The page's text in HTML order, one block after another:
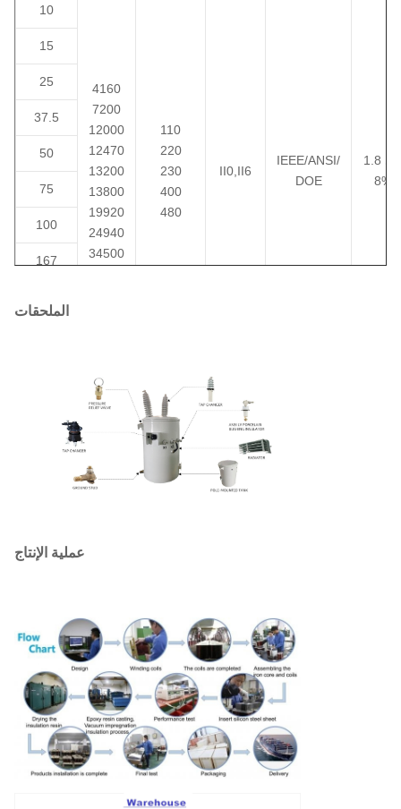
10
4160
7200
12000
12470
13200
13800
19920
24940
34500
110
220
230
400
480
II0,II6
IEEE/ANSI/
DOE
1.8 إلى
8%
15
25
37.5
50
75
100
167
الملحقات
عملية الإنتاج